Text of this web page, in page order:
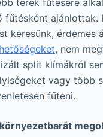
terek fűtésére
fűtésként ajánlottak.
keresünk, érdemes
, nem
split klímákról
vagy több
fűteni.